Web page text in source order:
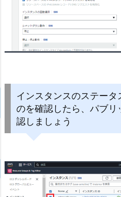
インスタンスのステー
のを確認したら、パブ
認しましょう